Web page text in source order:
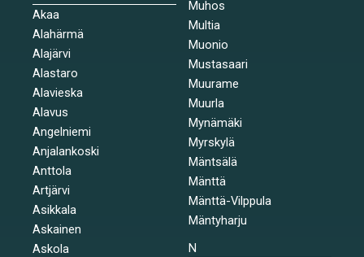
Akaa
Alahärmä
Alajärvi
Alastaro
Alavieska
Alavus
Angelniemi
Anjalankoski
Anttola
Artjärvi
Asikkala
Askainen
Askola
Muhos
Multia
Muonio
Mustasaari
Muurame
Muurla
Mynämäki
Myrskylä
Mäntsälä
Mänttä
Mänttä-Vilppula
Mäntyharju
N